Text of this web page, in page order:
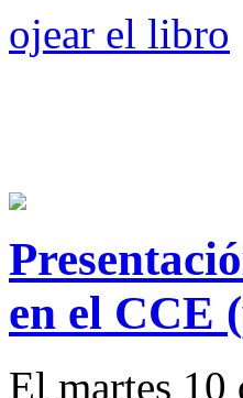
ojear el libro
en el CCE
El martes